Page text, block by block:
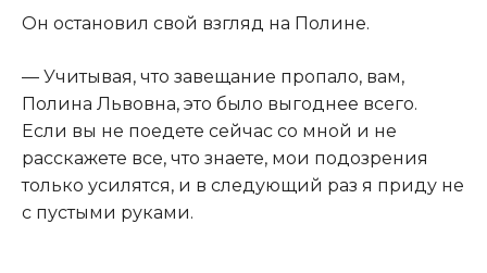
​Он остановил свой взгляд на Полине.​
​— Учитывая, что завещание пропало, вам,
Полина Львовна, это было выгоднее всего.
Если вы не поедете сейчас со мной и не
расскажете все, что знаете, мои подозрения
только усилятся, и в следующий раз я приду не
с пустыми руками.​